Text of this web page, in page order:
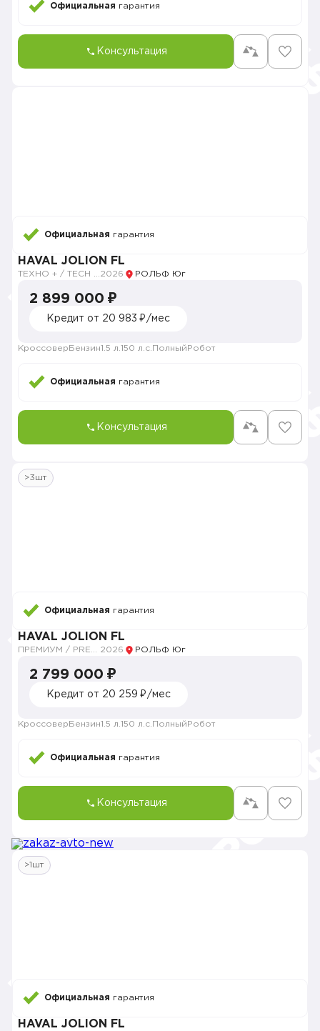
Официальная гарантия
Консультация
Официальная гарантия
HAVAL JOLION FL
2026 РОЛЬФ Юг
2 899 000 ₽
Кредит от 20 983 ₽/мес
Кроссовер Бензин1.5 л. 150 л.с. Полный Робот
Официальная гарантия
Консультация
>3шт
Официальная гарантия
HAVAL JOLION FL
2026 РОЛЬФ Юг
2 799 000 ₽
Кредит от 20 259 ₽/мес
Кроссовер Бензин1.5 л. 150 л.с. Полный Робот
Официальная гарантия
Консультация
>1шт
Официальная гарантия
HAVAL JOLION FL